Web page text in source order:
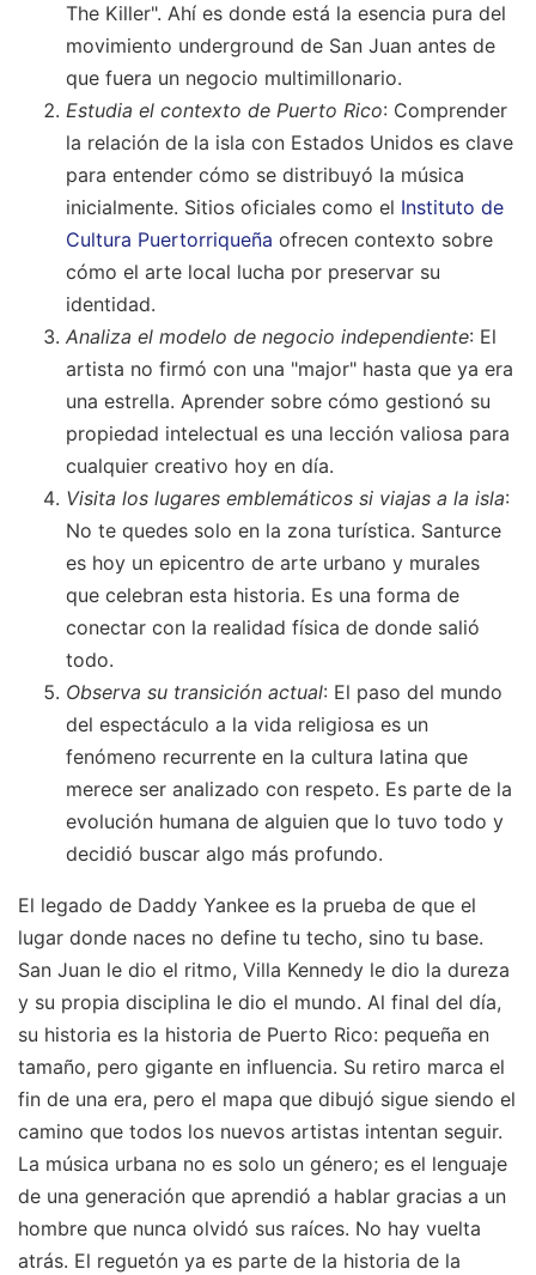
The Killer". Ahí es donde está la esencia pura del
movimiento underground de San Juan antes de
que fuera un negocio multimillonario.
Estudia el contexto de Puerto Rico: Comprender
la relación de la isla con Estados Unidos es clave
para entender cómo se distribuyó la música
inicialmente. Sitios oficiales como el Instituto de
Cultura Puertorriqueña ofrecen contexto sobre
cómo el arte local lucha por preservar su
identidad.
Analiza el modelo de negocio independiente: El
artista no firmó con una "major" hasta que ya era
una estrella. Aprender sobre cómo gestionó su
propiedad intelectual es una lección valiosa para
cualquier creativo hoy en día.
Visita los lugares emblemáticos si viajas a la isla:
No te quedes solo en la zona turística. Santurce
es hoy un epicentro de arte urbano y murales
que celebran esta historia. Es una forma de
conectar con la realidad física de donde salió
todo.
Observa su transición actual: El paso del mundo
del espectáculo a la vida religiosa es un
fenómeno recurrente en la cultura latina que
merece ser analizado con respeto. Es parte de la
evolución humana de alguien que lo tuvo todo y
decidió buscar algo más profundo.
El legado de Daddy Yankee es la prueba de que el
lugar donde naces no define tu techo, sino tu base.
San Juan le dio el ritmo, Villa Kennedy le dio la dureza
y su propia disciplina le dio el mundo. Al final del día,
su historia es la historia de Puerto Rico: pequeña en
tamaño, pero gigante en influencia. Su retiro marca el
fin de una era, pero el mapa que dibujó sigue siendo el
camino que todos los nuevos artistas intentan seguir.
La música urbana no es solo un género; es el lenguaje
de una generación que aprendió a hablar gracias a un
hombre que nunca olvidó sus raíces. No hay vuelta
atrás. El reguetón ya es parte de la historia de la